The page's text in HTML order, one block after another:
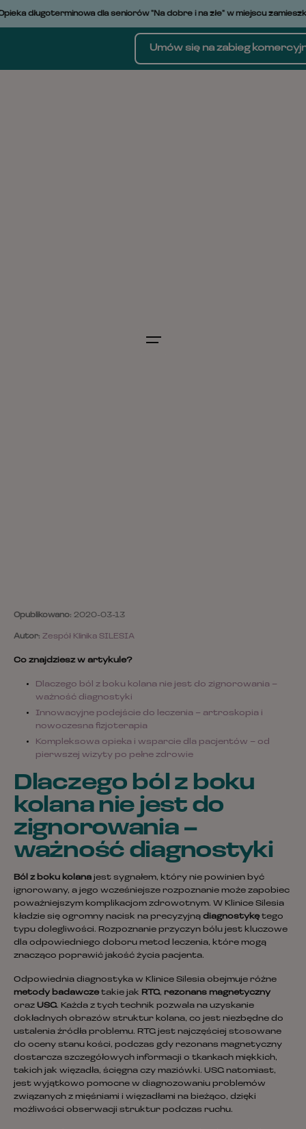
to
długoterminowa dla seniorów "Na dobre i na złe" w miejscu
Umów się na zabieg
Opublikowano: 2020-03-13
Autor: Zespół Klinika SILESIA
Co znajdziesz w artykule?
Dlaczego ból z boku kolana nie jest do zignorowania –
ważność diagnostyki
Innowacyjne podejście do leczenia – artroskopia i
nowoczesna fizjoterapia
Kompleksowa opieka i wsparcie dla pacjentów – od
pierwszej wizyty po pełne zdrowie
Dlaczego ból z boku
kolana nie jest do
zignorowania –
ważność diagnostyki
Ból z boku kolana jest sygnałem, który nie powinien być
ignorowany, a jego wcześniejsze rozpoznanie może zapobiec
poważniejszym komplikacjom zdrowotnym. W Klinice Silesia
kładzie się ogromny nacisk na precyzyjną diagnostykętego
typu dolegliwości. Rozpoznanie przyczyn bólu jest kluczowe
dla odpowiedniego doboru metod leczenia, które mogą
znacząco poprawić jakość życia pacjenta.
Odpowiednia diagnostyka w Klinice Silesia obejmuje różne
metody badawczetakie jak RTG, rezonans magnetyczny
oraz USG. Każda z tych technik pozwala na uzyskanie
dokładnych obrazów struktur kolana, co jest niezbędne do
ustalenia źródła problemu. RTG jest najczęściej stosowane
do oceny stanu kości, podczas gdy rezonans magnetyczny
dostarcza szczegółowych informacji o tkankach miękkich,
takich jak więzadła, ścięgna czy maziówki. USG natomiast,
jest wyjątkowo pomocne w diagnozowaniu problemów
związanych z mięśniami i więzadłami na bieżąco, dzięki
możliwości obserwacji struktur podczas ruchu.